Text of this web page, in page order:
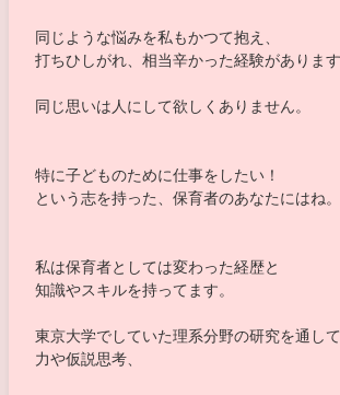
同じような悩みを私もかつて抱え、
打ちひしがれ、相当辛かった経験があります
同じ思いは人にして欲しくありません。
特に子どものために仕事をしたい！
という志を持った、保育者のあなたにはね。
私は保育者としては変わった経歴と
知識やスキルを持ってます。
東京大学でしていた理系分野の研究を通し
力や仮説思考、